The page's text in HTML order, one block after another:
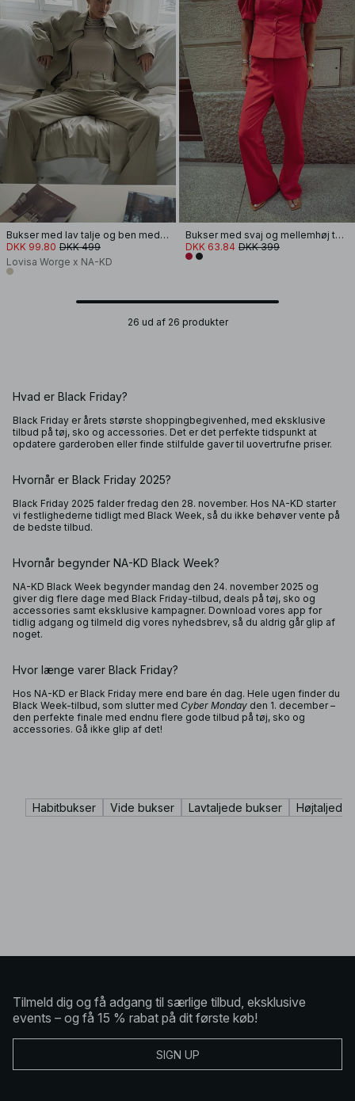
Bukser med lav talje og ben med svaj
DKK 99.80 DKK 499
Lovisa Worge x NA-KD
Bukser med svaj og mellemhøj talje
DKK 63.84 DKK 399
26 ud af 26 produkter
Hvad er Black Friday?
Black Friday er årets største shoppingbegivenhed, med eksklusive
tilbud på tøj, sko og accessories. Det er det perfekte tidspunkt at
opdatere garderoben eller finde stilfulde gaver til uovertrufne priser.
Hvornår er Black Friday 2025?
Black Friday 2025 falder fredag den 28. november. Hos NA-KD starter
vi festlighederne tidligt med Black Week, så du ikke behøver vente på
de bedste tilbud.
Hvornår begynder NA-KD Black Week?
NA-KD Black Week begynder mandag den 24. november 2025 og
giver dig flere dage med Black Friday-tilbud, deals på tøj, sko og
accessories samt eksklusive kampagner. Download vores app for
tidlig adgang og tilmeld dig vores nyhedsbrev, så du aldrig går glip af
noget.
Hvor længe varer Black Friday?
Hos NA-KD er Black Friday mere end bare én dag. Hele ugen finder du
Black Week-tilbud, som slutter med Cyber Monday den 1. december –
den perfekte finale med endnu flere gode tilbud på tøj, sko og
accessories. Gå ikke glip af det!
Habitbukser Vide bukser Lavtaljede bukser Højtaljede
Tilmeld dig og få adgang til særlige tilbud, eksklusive
events – og få 15 % rabat på dit første køb!
SIGN UP